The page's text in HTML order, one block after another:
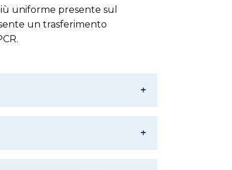
uniforme presente sul
un trasferimento